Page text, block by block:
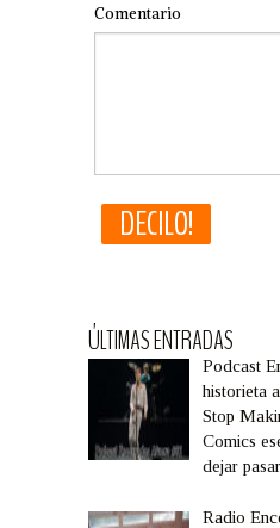
Comentario
ÚLTIMAS ENTRADAS
Podcast
historieta
Stop
Comics
dejar
Radio